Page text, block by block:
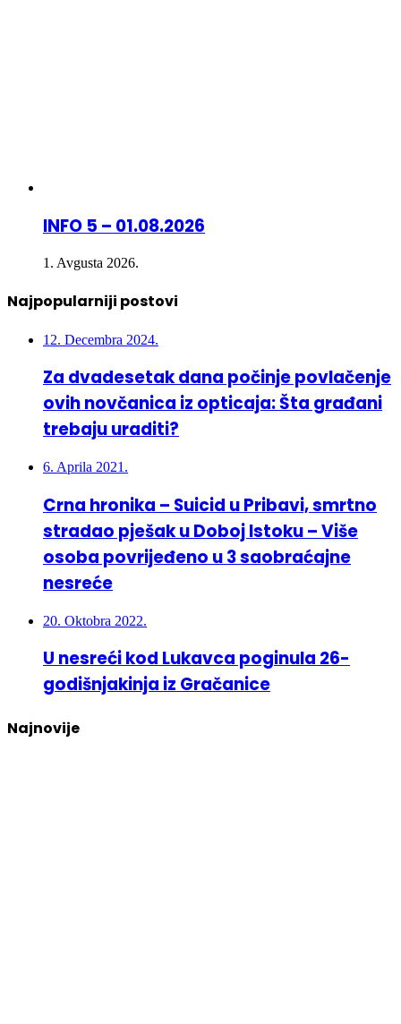
INFO 5 – 01.08.2026
1. Avgusta 2026.
Najpopularniji postovi
12. Decembra 2024.
Za dvadesetak dana počinje povlačenje
ovih novčanica iz opticaja: Šta građani
trebaju uraditi?
6. Aprila 2021.
Crna hronika – Suicid u Pribavi, smrtno
stradao pješak u Doboj Istoku – Više
osoba povrijeđeno u 3 saobraćajne
nesreće
20. Oktobra 2022.
U nesreći kod Lukavca poginula 26-
godišnjakinja iz Gračanice
Najnovije